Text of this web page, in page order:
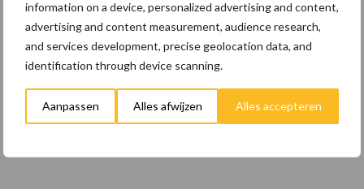
information on a device, personalized advertising and content,
advertising and content measurement, audience research,
and services development, precise geolocation data, and
identification through device scanning.
Aanpassen Alles afwijzen Alles accepteren
Toon meer